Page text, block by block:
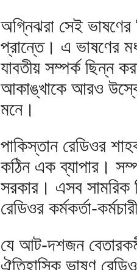
অগ্নিঝরা সেই ভাষণের
প্রান্তে। এ ভাষণের
যাবতীয় সম্পর্ক ছিন্ন
আকাঙ্খাকে আরও
মনে।
পাকিস্তান রেডিওর
কঠিন এক ব্যাপার।
সরকার। এসব সামরিক
রেডিওর কর্মকর্তা-
যে আট-দশজন
ঐতিহাসিক ভাষণ